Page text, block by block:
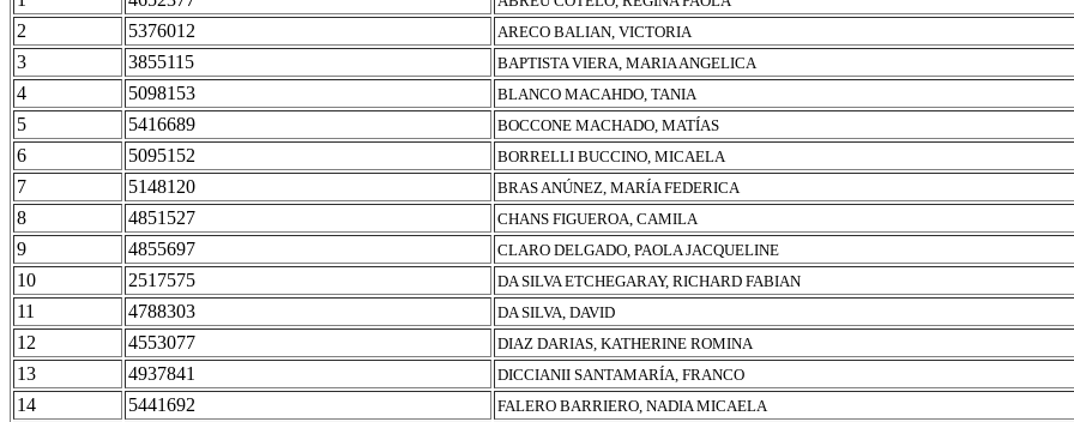
2 5376012 ARECO BALIAN, VICTORIA
3 3855115 BAPTISTA VIERA, MARIA ANGELICA
4 5098153 BLANCO MACAHDO, TANIA
5 5416689 BOCCONE MACHADO, MATÍAS
6 5095152 BORRELLI BUCCINO, MICAELA
7 5148120 BRAS ANÚNEZ, MARÍA FEDERICA
8 4851527 CHANS FIGUEROA, CAMILA
9 4855697 CLARO DELGADO, PAOLA JACQUELINE
10 2517575 DA SILVA ETCHEGARAY, RICHARD FABIAN
11 4788303 DA SILVA, DAVID
12 4553077 DIAZ DARIAS, KATHERINE ROMINA
13 4937841 DICCIANII SANTAMARÍA, FRANCO
14 5441692 FALERO BARRIERO, NADIA MICAELA